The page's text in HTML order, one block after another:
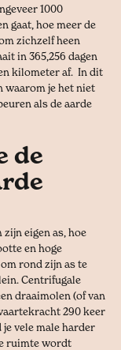
1000
gaat, hoe meer de
zichzelf heen
in 365,256 dagen
kilometer af. In dit
waarom je het niet
als de aarde
de
eigen as, hoe
en hoge
rond zijn as te
Centrifugale
draaimolen (of van
290 keer
vele male harder
ruimte wordt